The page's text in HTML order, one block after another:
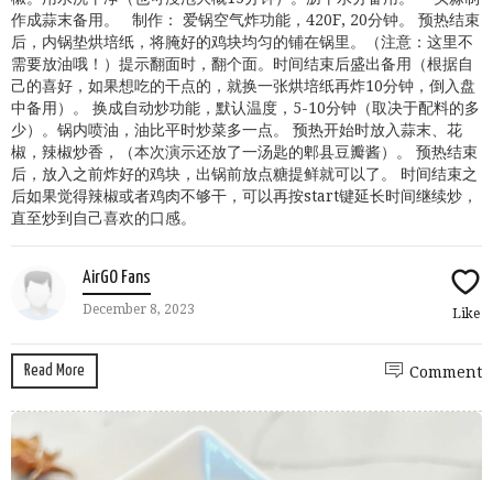
作成蒜末备用。 制作： 爱锅空气炸功能，420F, 20分钟。 预热结束
后，内锅垫烘培纸，将腌好的鸡块均匀的铺在锅里。（注意：这里不
需要放油哦！）提示翻面时，翻个面。时间结束后盛出备用（根据自
己的喜好，如果想吃的干点的，就换一张烘培纸再炸10分钟，倒入盘
中备用）。 换成自动炒功能，默认温度，5-10分钟（取决于配料的多
少）。锅内喷油，油比平时炒菜多一点。 预热开始时放入蒜末、花
椒，辣椒炒香，（本次演示还放了一汤匙的郫县豆瓣酱）。 预热结束
后，放入之前炸好的鸡块，出锅前放点糖提鲜就可以了。 时间结束之
后如果觉得辣椒或者鸡肉不够干，可以再按start键延长时间继续炒，
直至炒到自己喜欢的口感。
AirGO Fans
December 8, 2023 Like
Read More Comment